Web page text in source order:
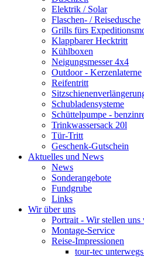
Elektrik / Solar
Flaschen- / Reisedusche
Grills fürs
Klappbarer Hecktritt
Kühlboxen
Neigungsmesser 4x4
Outdoor - Kerzenlaterne
Reifentritt
Schubladensysteme
Schüttelpumpe -
Trinkwassersack 20l
Tür-Tritt
Geschenk-Gutschein
Aktuelles und News
News
Sonderangebote
Fundgrube
Links
Wir über uns
Portrait - Wir stellen uns
Montage-Service
Reise-Impressionen
tour-tec